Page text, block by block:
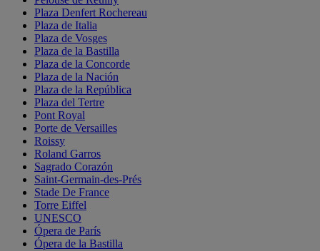
Plaza Denfert Rochereau
Plaza de Italia
Plaza de Vosges
Plaza de la Bastilla
Plaza de la Concorde
Plaza de la Nación
Plaza de la República
Plaza del Tertre
Pont Royal
Porte de Versailles
Roissy
Roland Garros
Sagrado Corazón
Saint-Germain-des-Prés
Stade De France
Torre Eiffel
UNESCO
Ópera de París
Ópera de la Bastilla